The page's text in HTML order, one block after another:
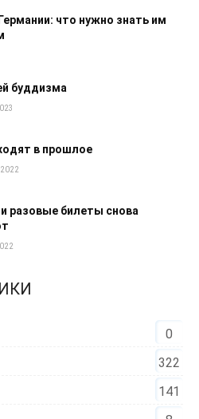
что нужно знать им
буддизма
в прошлое
разовые билеты снова
0
322
141